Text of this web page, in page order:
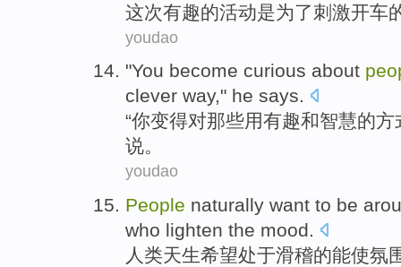
这次有趣的活动是为了刺激开车
youdao
"You become curious about
clever way," he says.
“你变得对那些用有趣和智慧的方
说。
youdao
People naturally want to be
who lighten the mood.
人类天生希望处于滑稽的能使氛